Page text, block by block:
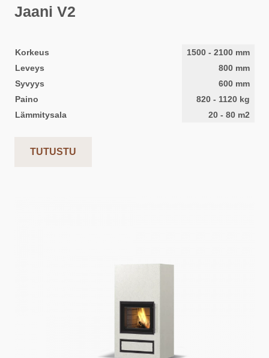
Jaani V2
Korkeus 1500 - 2100 mm
Leveys
800 mm
Syvyys
600 mm
Paino
820 - 1120 kg
Lämmitysala
20 - 80 m2
TUTUSTU